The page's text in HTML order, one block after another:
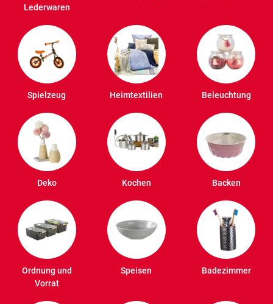
Lederwaren
Spielzeug Heimtextilien Beleuchtung
Deko Kochen Backen
Ordnung und
Vorrat
Speisen Badezimmer